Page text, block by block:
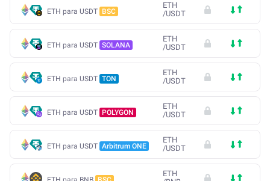
ETH para USDT BSC
ETH
/USDT
ETH para USDT SOLANA
ETH
/USDT
ETH para USDT TON
ETH
/USDT
ETH para USDT POLYGON
ETH
/USDT
ETH para USDT Arbitrum ONE
ETH
/USDT
ETH